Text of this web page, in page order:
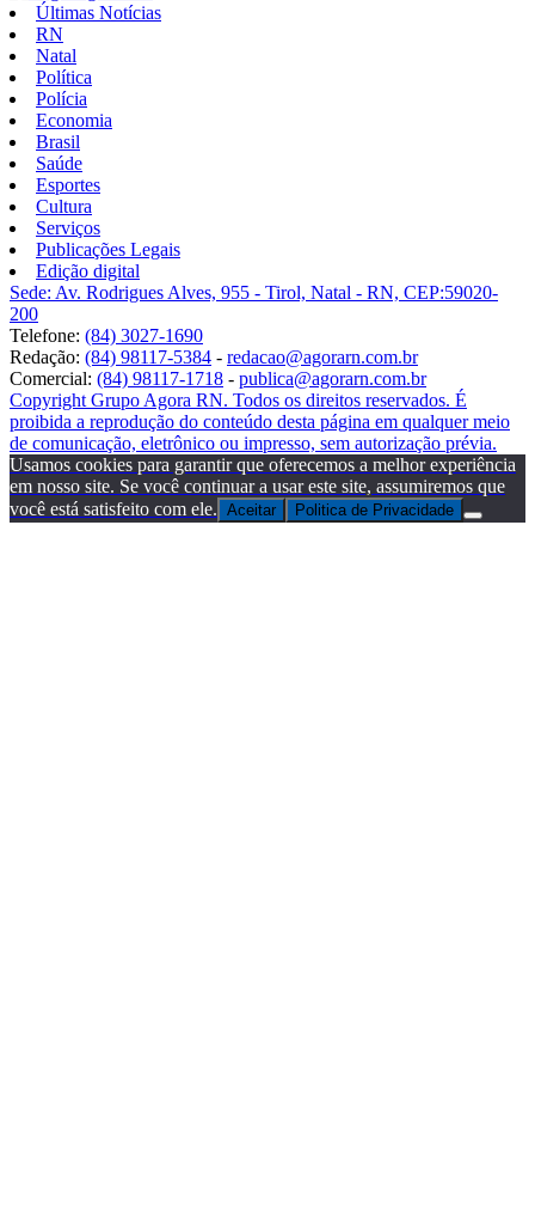
Últimas Notícias
RN
Natal
Política
Polícia
Economia
Brasil
Saúde
Esportes
Cultura
Serviços
Publicações Legais
Edição digital
Sede: Av. Rodrigues Alves, 955 - Tirol, Natal - RN, CEP:59020-
200
Telefone: (84) 3027-1690
Redação: (84) 98117-5384 - redacao@agorarn.com.br
Comercial: (84) 98117-1718 - publica@agorarn.com.br
Copyright Grupo Agora RN. Todos os direitos reservados. É
proibida a reprodução do conteúdo desta página em qualquer meio
de comunicação, eletrônico ou impresso, sem autorização prévia.
Usamos cookies para garantir que oferecemos a melhor experiência
em nosso site. Se você continuar a usar este site, assumiremos que
você está satisfeito com ele. Aceitar Politica de Privacidade